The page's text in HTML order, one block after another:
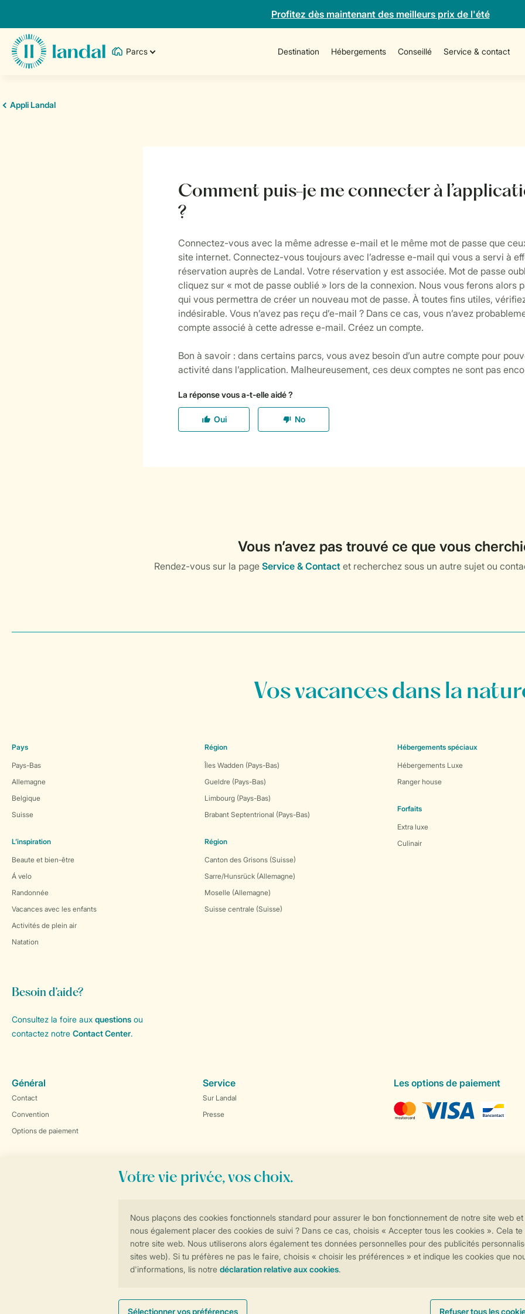
Profitez dès maintenant des meilleurs prix de l'été
Parcs Destination Hébergements Conseillé Service & contact
Contrôle de votre vie privée
Vos vacances dans la
Pays
Pays-Bas
Allemagne
Belgique
Suisse
L’inspiration
Beaute et bien-être
Á velo
Randonnée
Vacances avec les enfants
Activités de plein air
Natation
Région
Îles Wadden (Pays-Bas)
Gueldre (Pays-Bas)
Limbourg (Pays-Bas)
Brabant Septentrional (Pays-Bas)
Région
Canton des Grisons (Suisse)
Sarre/Hunsrück (Allemagne)
Moselle (Allemagne)
Suisse centrale (Suisse)
Hébergements spéciaux
Hébergements Luxe
Ranger house
Forfaits
Extra luxe
Culinair
Besoin d’aide?
Consultez la foire aux questions ou
contactez notre Contact Center.
Général
Contact
Convention
Options de paiement
Service
Sur Landal
Presse
Les options de paiement
Cookies et bannières © 2026 Landal